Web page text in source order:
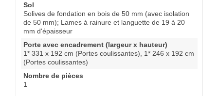
Sol
Solives de fondation en bois de 50 mm (avec isolation
de 50 mm); Lames à rainure et languette de 19 à 20
mm d'épaisseur
Porte avec encadrement (largeur x hauteur)
1* 331 x 192 cm (Portes coulissantes), 1* 246 x 192 cm
(Portes coulissantes)
Nombre de pièces
1